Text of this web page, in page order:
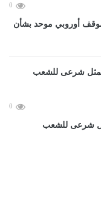
0
أوروبي موحد بشأن
0
شرعى للشعب